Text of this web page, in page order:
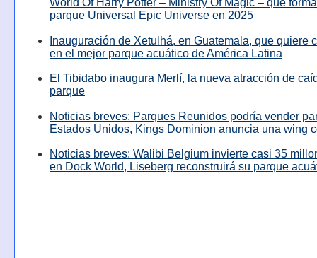
World Of Harry Potter – Ministry Of Magic – que
parque Universal Epic Universe en 2025
Inauguración de Xetulhá, en Guatemala, que quiere
en el mejor parque acuático de América Latina
El Tibidabo inaugura Merlí, la nueva atracción de
parque
Noticias breves: Parques Reunidos podría vender
Estados Unidos, Kings Dominion anuncia una wing
Noticias breves: Walibi Belgium invierte casi 35
en Dock World, Liseberg reconstruirá su parque